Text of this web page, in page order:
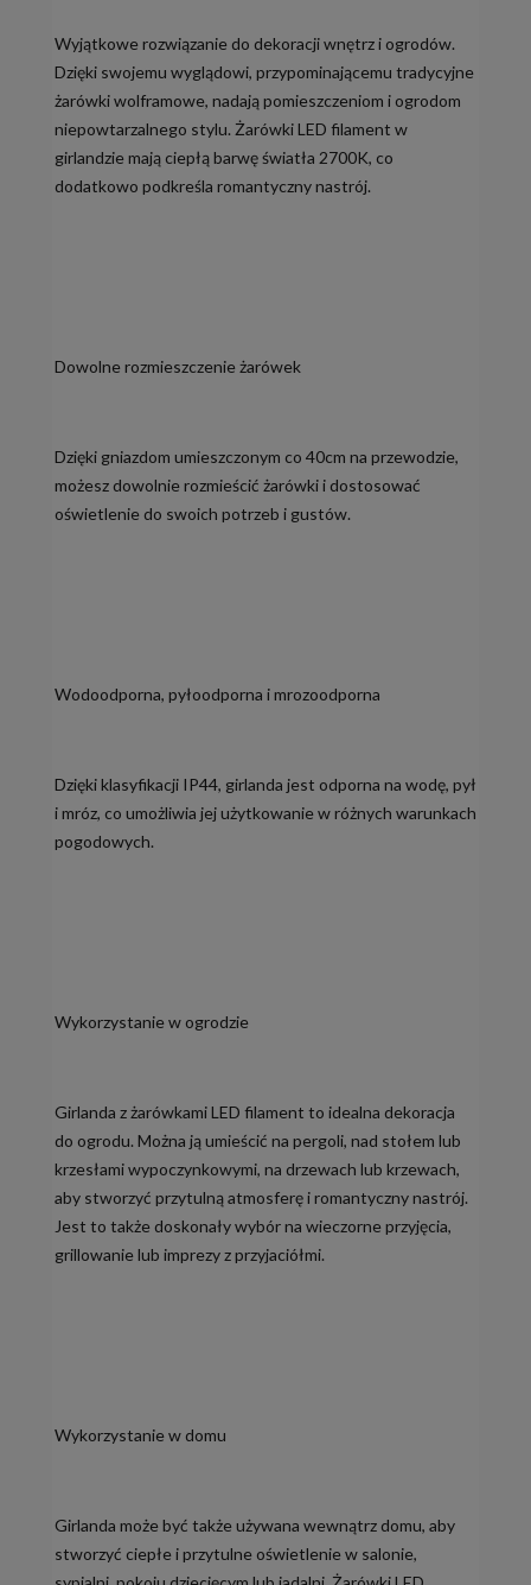
Wyjątkowe rozwiązanie do dekoracji wnętrz i ogrodów.
Dzięki swojemu wyglądowi, przypominającemu tradycyjne
żarówki wolframowe, nadają pomieszczeniom i ogrodom
niepowtarzalnego stylu. Żarówki LED filament w
girlandzie mają ciepłą barwę światła 2700K, co
dodatkowo podkreśla romantyczny nastrój.
Dowolne rozmieszczenie żarówek
Dzięki gniazdom umieszczonym co 40cm na przewodzie,
możesz dowolnie rozmieścić żarówki i dostosować
oświetlenie do swoich potrzeb i gustów.
Wodoodporna, pyłoodporna i mrozoodporna
Dzięki klasyfikacji IP44, girlanda jest odporna na wodę, pył
i mróz, co umożliwia jej użytkowanie w różnych warunkach
pogodowych.
Wykorzystanie w ogrodzie
Girlanda z żarówkami LED filament to idealna dekoracja
do ogrodu. Można ją umieścić na pergoli, nad stołem lub
krzesłami wypoczynkowymi, na drzewach lub krzewach,
aby stworzyć przytulną atmosferę i romantyczny nastrój.
Jest to także doskonały wybór na wieczorne przyjęcia,
grillowanie lub imprezy z przyjaciółmi.
Wykorzystanie w domu
Girlanda może być także używana wewnątrz domu, aby
stworzyć ciepłe i przytulne oświetlenie w salonie,